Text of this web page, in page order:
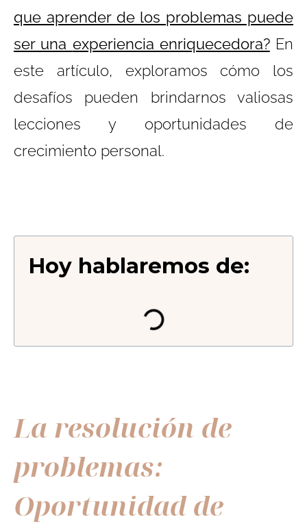
que aprender de los problemas puede
ser una experiencia enriquecedora?En
este artículo, exploramos cómo los
desafíos pueden brindarnos valiosas
lecciones y oportunidades de
crecimiento personal.
Hoy hablaremos de:
La resolución de
problemas:
Oportunidad de